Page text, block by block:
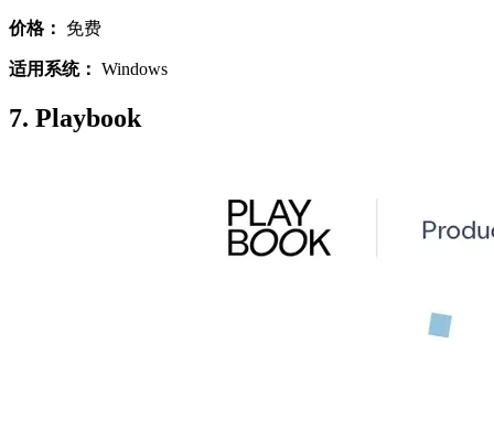
价格： 免费
适用系统： Windows
7. Playbook